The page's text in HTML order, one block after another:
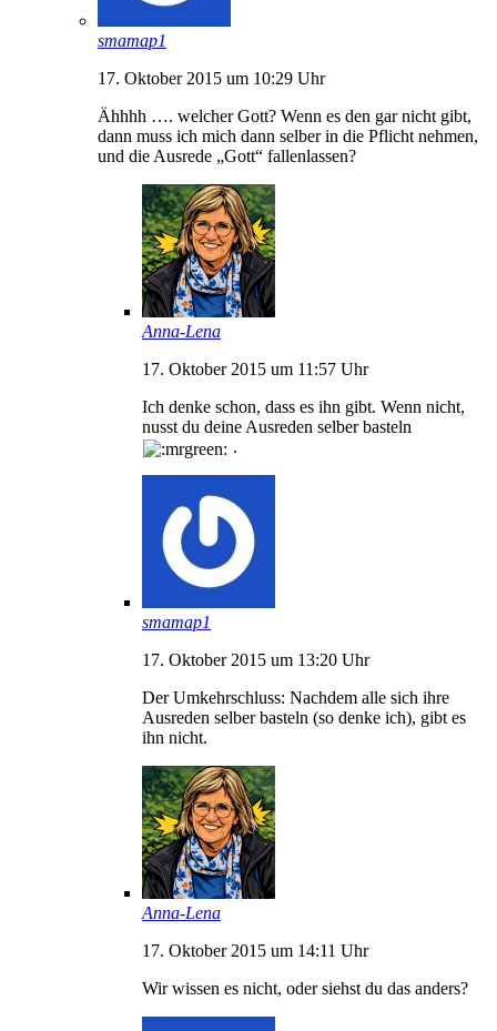
smamap1
17. Oktober 2015 um 10:29 Uhr
Ähhhh …. welcher Gott? Wenn es den gar nicht gibt,
dann muss ich mich dann selber in die Pflicht nehmen,
und die Ausrede „Gott“ fallenlassen?
Anna-Lena
17. Oktober 2015 um 11:57 Uhr
Ich denke schon, dass es ihn gibt. Wenn nicht,
nusst du deine Ausreden selber basteln
.
smamap1
17. Oktober 2015 um 13:20 Uhr
Der Umkehrschluss: Nachdem alle sich ihre
Ausreden selber basteln (so denke ich), gibt es
ihn nicht.
Anna-Lena
17. Oktober 2015 um 14:11 Uhr
Wir wissen es nicht, oder siehst du das anders?